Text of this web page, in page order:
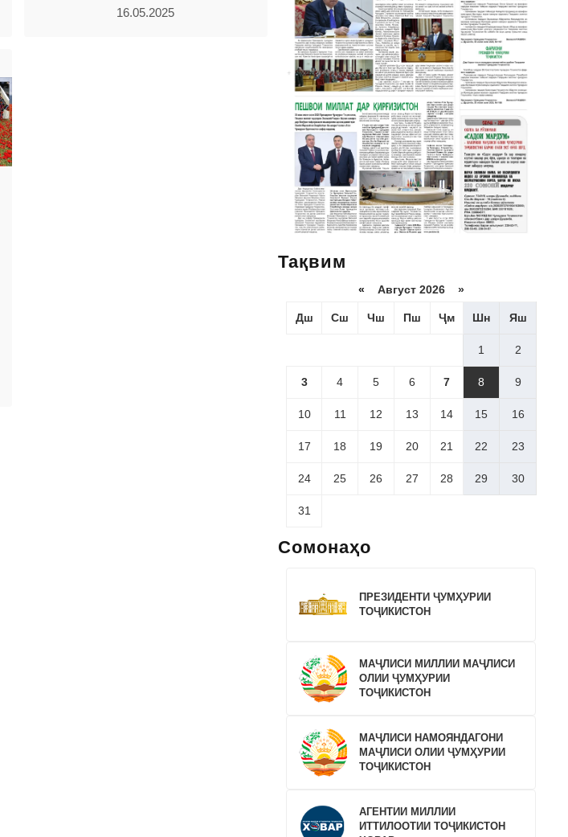
ҳавасмандгардонӣ ва16.05.2025
Тақвим
« Август 2026 »
Дш Сш Чш Пш Ҷм Шн Яш
1 2
3 4 5 6 7 8 9
10 11 12 13 14 15 16
17 18 19 20 21 22 23
24 25 26 27 28 29 30
31
Сомонаҳо
ПРЕЗИДЕНТИ ҶУМҲУРИИ
ТОҶИКИСТОН
МАҶЛИСИ МИЛЛИИ МАҶЛИСИ
ОЛИИ ҶУМҲУРИИ
ТОҶИКИСТОН
МАҶЛИСИ НАМОЯНДАГОНИ
МАҶЛИСИ ОЛИИ ҶУМҲУРИИ
ТОҶИКИСТОН
АГЕНТИИ МИЛЛИИ
ИТТИЛООТИИ ТОҶИКИСТОН